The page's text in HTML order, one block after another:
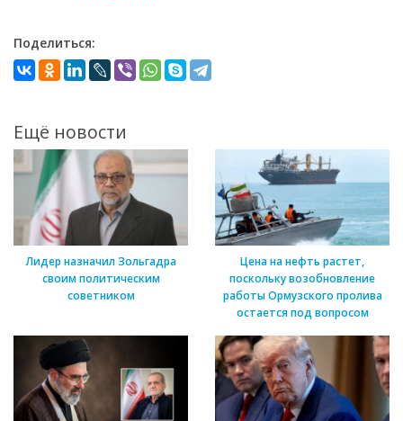
Поделиться:
Ещё новости
Лидер назначил Зольгадра
своим политическим
советником
Цена на нефть растет,
поскольку возобновление
работы Ормузского пролива
остается под вопросом